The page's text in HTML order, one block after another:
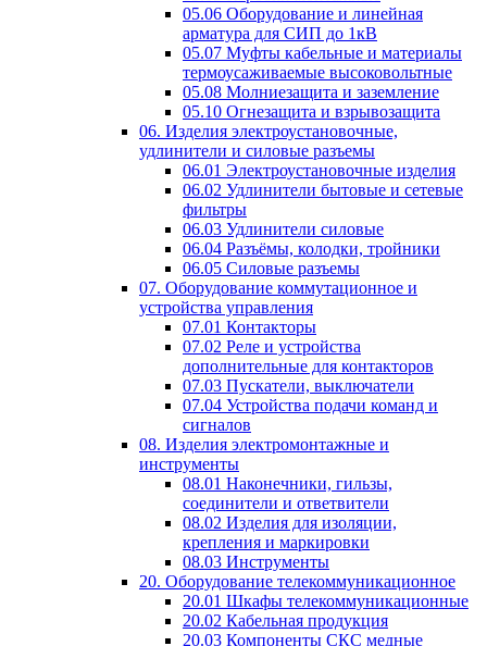
05.06 Оборудование и линейная
арматура для СИП до 1кВ
05.07 Муфты кабельные и материалы
термоусаживаемые высоковольтные
05.08 Молниезащита и заземление
05.10 Огнезащита и взрывозащита
06. Изделия электроустановочные,
удлинители и силовые разъемы
06.01 Электроустановочные изделия
06.02 Удлинители бытовые и сетевые
фильтры
06.03 Удлинители силовые
06.04 Разъёмы, колодки, тройники
06.05 Силовые разъемы
07. Оборудование коммутационное и
устройства управления
07.01 Контакторы
07.02 Реле и устройства
дополнительные для контакторов
07.03 Пускатели, выключатели
07.04 Устройства подачи команд и
сигналов
08. Изделия электромонтажные и
инструменты
08.01 Наконечники, гильзы,
соединители и ответвители
08.02 Изделия для изоляции,
крепления и маркировки
08.03 Инструменты
20. Оборудование телекоммуникационное
20.01 Шкафы телекоммуникационные
20.02 Кабельная продукция
20.03 Компоненты СКС медные